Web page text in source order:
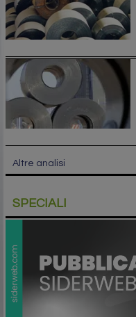
Altre analisi
SPECIALI